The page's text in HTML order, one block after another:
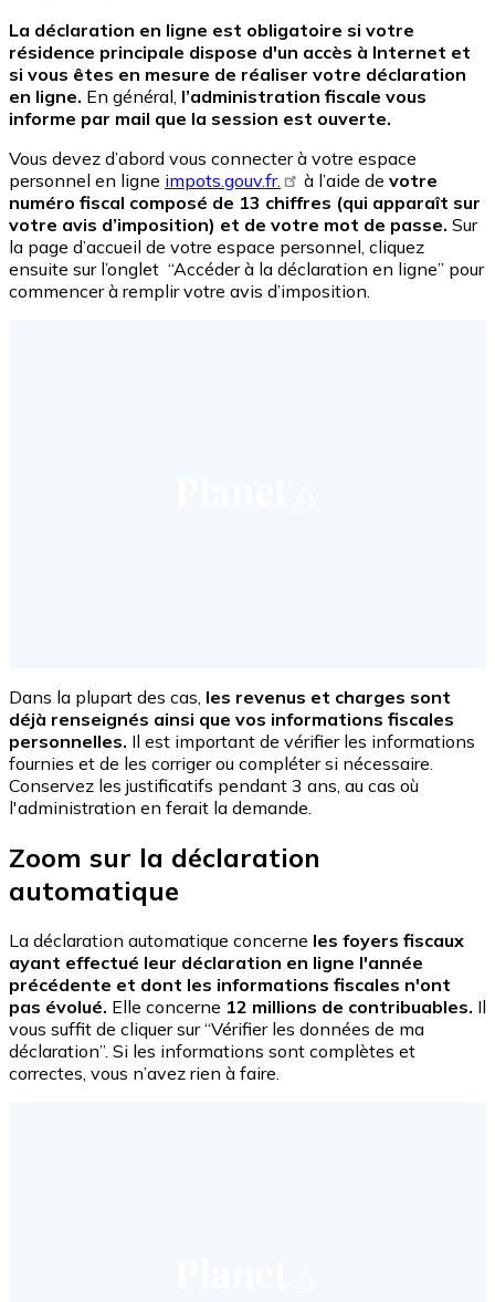
La déclaration en ligne est obligatoire si votre
résidence principale dispose d'un accès à Internet et
si vous êtes en mesure de réaliser votre déclaration
en ligne. En général, l’administration fiscale vous
informe par mail que la session est ouverte.
Vous devez d’abord vous connecter à votre espace
personnel en ligne impots.gouv.fr. à l’aide devotre
numéro fiscal composé de 13 chiffres (qui apparaît sur
votre avis d’imposition) et de votre mot de passe. Sur
la page d’accueil de votre espace personnel, cliquez
ensuite sur l’onglet “Accéder à la déclaration en ligne” pour
commencer à remplir votre avis d’imposition.
Dans la plupart des cas, les revenus et charges sont
déjà renseignés ainsi que vos informations fiscales
personnelles. Il est important de vérifier les informations
fournies et de les corriger ou compléter si nécessaire.
Conservez les justificatifs pendant 3 ans, au cas où
l'administration en ferait la demande.
Zoom sur la déclaration
automatique
La déclaration automatique concerne les foyers fiscaux
ayant effectué leur déclaration en ligne l'année
précédente et dont les informations fiscales n'ont
pas évolué. Elle concerne 12 millions de contribuables. Il
vous suffit de cliquer sur “Vérifier les données de ma
déclaration”. Si les informations sont complètes et
correctes, vous n’avez rien à faire.